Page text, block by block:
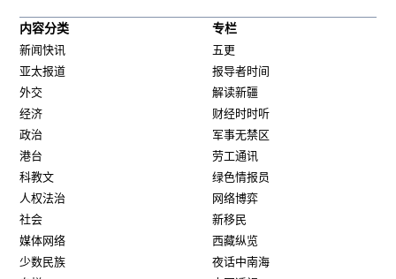
内容分类
新闻快讯
亚太报道
外交
经济
政治
港台
科教文
人权法治
社会
媒体网络
少数民族
专栏
五更
报导者时间
解读新疆
财经时时听
军事无禁区
劳工通讯
绿色情报员
网络博弈
新移民
西藏纵览
夜话中南海